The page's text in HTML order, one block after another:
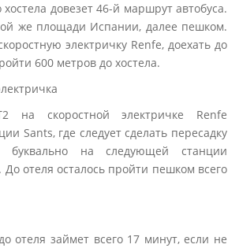
довезет 46-й маршрут автобуса.
же площади Испании, далее пешком.
электричку Renfe, доехать до
600 метров до хостела.
на скоростной электричке Renfe
Sants, где следует сделать пересадку
на следующей станции
отеля осталось пройти пешком всего
отеля займет всего 17 минут, если не